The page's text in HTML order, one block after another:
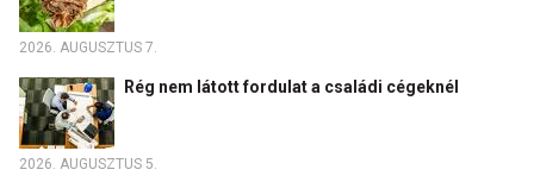
2026. AUGUSZTUS 7.
Rég nem látott fordulat a családi cégeknél
2026. AUGUSZTUS 5.